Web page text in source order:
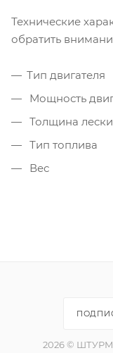
Технические
обратить
Тип двигателя
Мощность
Толщина лески
Тип топлива
Вес
2026 ©